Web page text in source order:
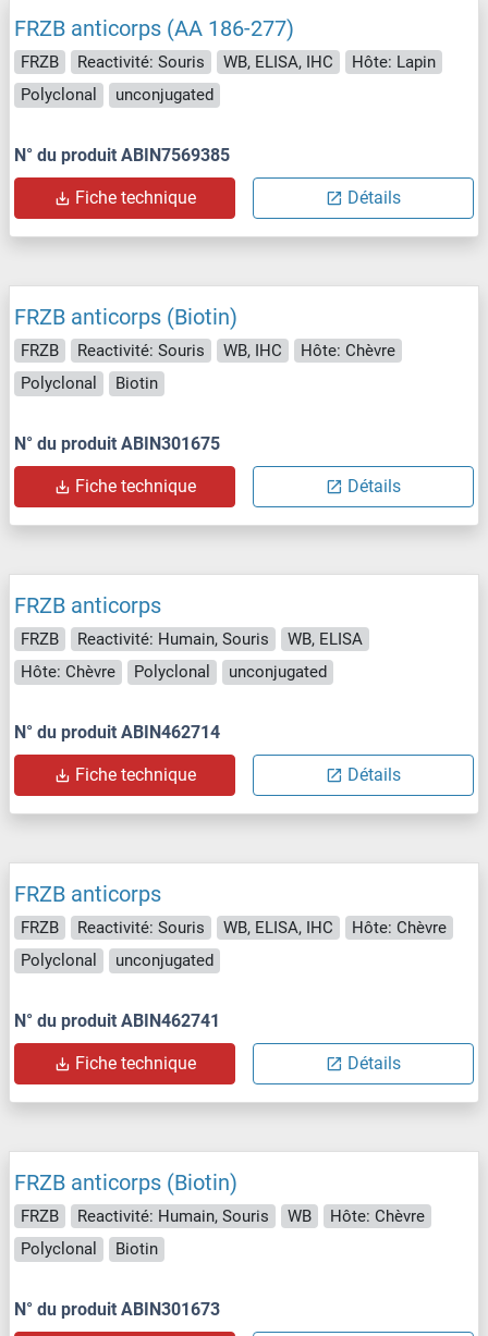
FRZB anticorps (AA 186-277)
FRZB Reactivité: Souris WB, ELISA, IHC
Hôte: Lapin
Polyclonal
unconjugated
N° du produit ABIN7569385
Fiche technique Détails
FRZB anticorps (Biotin)
FRZB Reactivité: Souris WB, IHC
Hôte: Chèvre
Polyclonal
Biotin
N° du produit ABIN301675
Fiche technique Détails
FRZB anticorps
FRZB Reactivité: Humain, Souris
WB, ELISA
Hôte: Chèvre
Polyclonal unconjugated
N° du produit ABIN462714
Fiche technique Détails
FRZB anticorps
FRZB Reactivité: Souris WB, ELISA, IHC
Hôte: Chèvre
Polyclonal
unconjugated
N° du produit ABIN462741
Fiche technique Détails
FRZB anticorps (Biotin)
FRZB Reactivité: Humain, Souris WB
Hôte: Chèvre
Polyclonal
Biotin
N° du produit ABIN301673